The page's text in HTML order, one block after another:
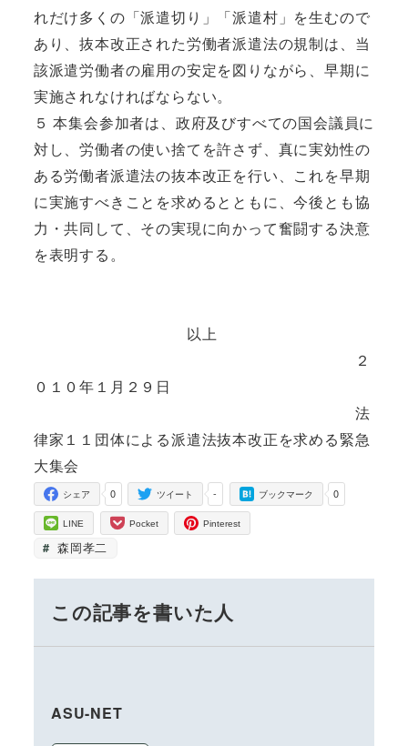
れだけ多くの「派遣切り」「派遣村」を生むので
あり、抜本改正された労働者派遣法の規制は、当
該派遣労働者の雇用の安定を図りながら、早期に
実施されなければならない。
５ 本集会参加者は、政府及びすべての国会議員に
対し、労働者の使い捨てを許さず、真に実効性の
ある労働者派遣法の抜本改正を行い、これを早期
に実施すべきことを求めるとともに、今後とも協
力・共同して、その実現に向かって奮闘する決意
を表明する。
以上
２
０１０年１月２９日
法
律家１１団体による派遣法抜本改正を求める緊急
大集会
0
シェア -
ツイート 0
ブックマーク
LINE Pocket Pinterest
森岡孝二
この記事を書いた人
ASU-NET